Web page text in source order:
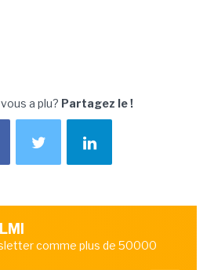
a plu? Partagez le !
comme plus de 50000